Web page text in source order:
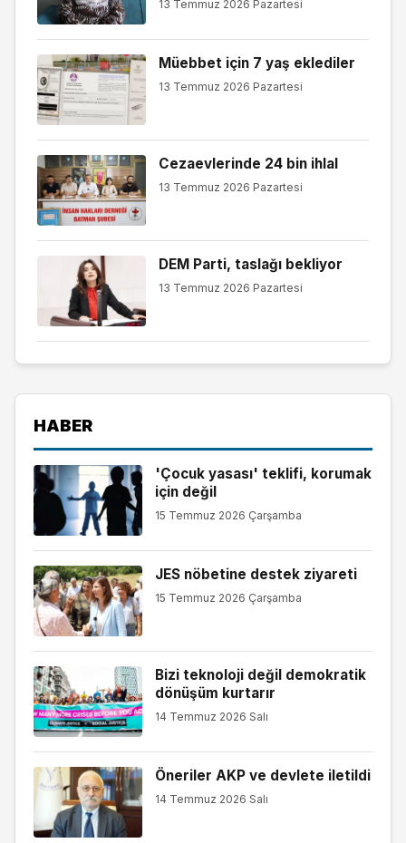
13 Temmuz 2026 Pazartesi
Müebbet için 7 yaş eklediler
13 Temmuz 2026 Pazartesi
Cezaevlerinde 24 bin ihlal
13 Temmuz 2026 Pazartesi
DEM Parti, taslağı bekliyor
13 Temmuz 2026 Pazartesi
HABER
'Çocuk yasası' teklifi, korumak
için değil
15 Temmuz 2026 Çarşamba
JES nöbetine destek ziyareti
15 Temmuz 2026 Çarşamba
Bizi teknoloji değil demokratik
dönüşüm kurtarır
14 Temmuz 2026 Salı
Öneriler AKP ve devlete iletildi
14 Temmuz 2026 Salı